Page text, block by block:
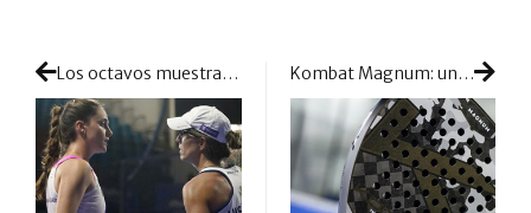
Los octavos muestran caras nuevas para medirse con las cabezas de serie Kombat Magnum: un nuevo modelo que busca convertirse en todo un referente para los amantes de las palas de potencia